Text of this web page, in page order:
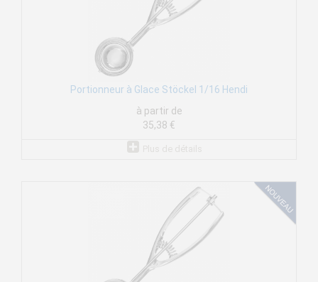
Portionneur à Glace Stöckel 1/16 Hendi
à partir de
35,38 €